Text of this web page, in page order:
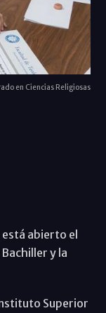
en Ciencias Religiosas
está abierto el
y la
Superior